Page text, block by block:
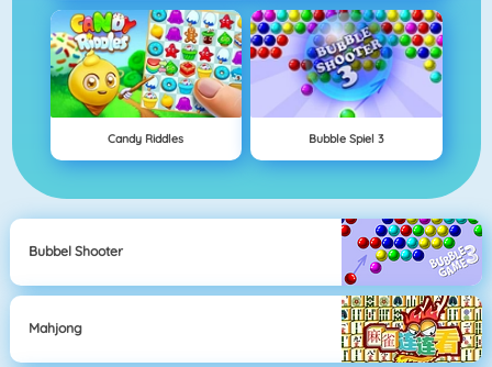
Candy Riddles Bubble Spiel 3
Bubbel Shooter
Mahjong